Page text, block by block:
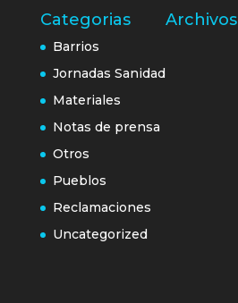
Categorias
Barrios
Jornadas Sanidad
Materiales
Notas de prensa
Otros
Pueblos
Reclamaciones
Uncategorized
Archivos